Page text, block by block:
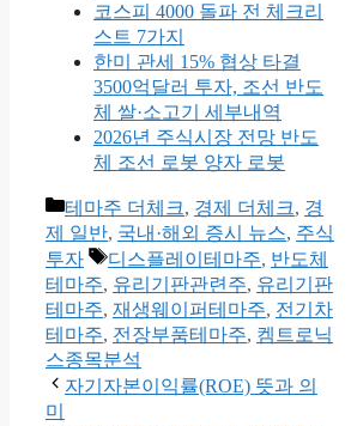
코스피 4000 돌파 전 체크리
스트 7가지
한미 관세 15% 협상 타결
3500억달러 투자, 조선 반도
체 쌀·소고기 세부내역
2026년 주식시장 전망 반도
체 조선 로봇 양자 로봇
카
테
고
리
테마주 더체크, 경제 더체크, 경
제 일반, 국내·해외 증시 뉴스, 주식
투자
태
그
디스플레이테마주, 반도체
테마주, 유리기판관련주, 유리기판
테마주, 재생웨이퍼테마주, 전기차
테마주, 전장부품테마주, 켐트로닉
스종목분석
자기자본이익률(ROE) 뜻과 의
미